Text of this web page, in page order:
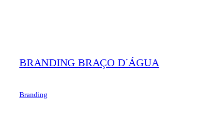
BRANDING BRAÇO D´ÁGUA
Branding